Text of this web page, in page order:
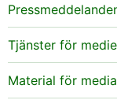
Tjänster för
Material för media